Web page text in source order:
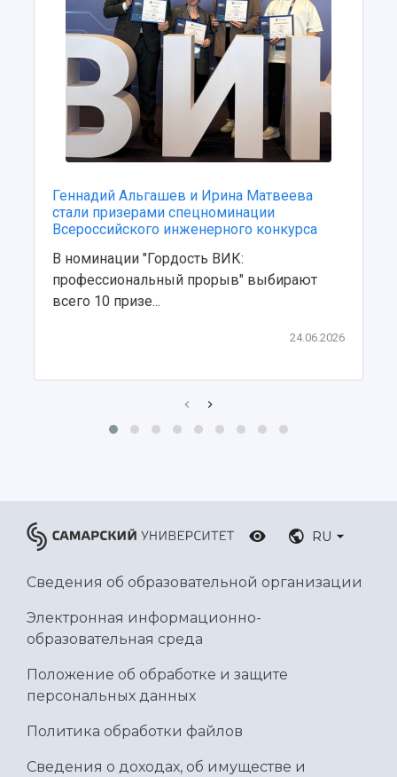
Геннадий Альгашев и Ирина Матвеева
стали призерами спецноминации
Всероссийского инженерного конкурса
В номинации "Гордость ВИК:
профессиональный прорыв" выбирают
всего 10 призе...
24.06.2026
RU
Сведения об образовательной организации
Электронная информационно-
образовательная среда
Положение об обработке и защите
персональных данных
Политика обработки файлов
Сведения о доходах, об имуществе и